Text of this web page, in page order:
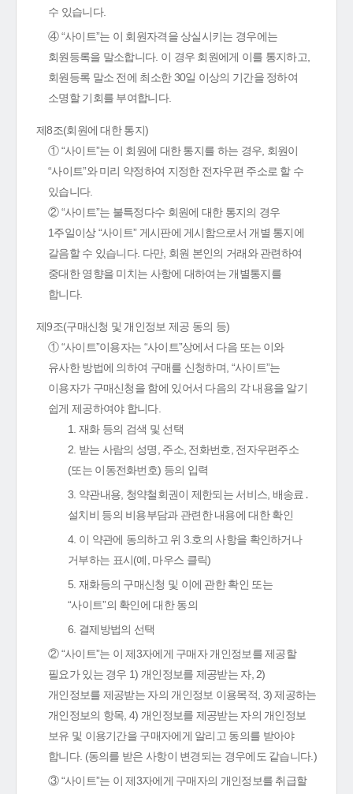
수 있습니다.
④ “사이트”는 이 회원자격을 상실시키는 경우에는
회원등록을 말소합니다. 이 경우 회원에게 이를 통지하고,
회원등록 말소 전에 최소한 30일 이상의 기간을 정하여
소명할 기회를 부여합니다.
제8조(회원에 대한 통지)
① “사이트”는 이 회원에 대한 통지를 하는 경우, 회원이
“사이트”와 미리 약정하여 지정한 전자우편 주소로 할 수
있습니다.
② “사이트”는 불특정다수 회원에 대한 통지의 경우
1주일이상 “사이트” 게시판에 게시함으로서 개별 통지에
갈음할 수 있습니다. 다만, 회원 본인의 거래와 관련하여
중대한 영향을 미치는 사항에 대하여는 개별통지를
합니다.
제9조(구매신청 및 개인정보 제공 동의 등)
① “사이트”이용자는 “사이트”상에서 다음 또는 이와
유사한 방법에 의하여 구매를 신청하며, “사이트”는
이용자가 구매신청을 함에 있어서 다음의 각 내용을 알기
쉽게 제공하여야 합니다.
1. 재화 등의 검색 및 선택
2. 받는 사람의 성명, 주소, 전화번호, 전자우편주소
(또는 이동전화번호) 등의 입력
3. 약관내용, 청약철회권이 제한되는 서비스, 배송료․
설치비 등의 비용부담과 관련한 내용에 대한 확인
4. 이 약관에 동의하고 위 3.호의 사항을 확인하거나
거부하는 표시(예, 마우스 클릭)
5. 재화등의 구매신청 및 이에 관한 확인 또는
“사이트”의 확인에 대한 동의
6. 결제방법의 선택
② “사이트”는 이 제3자에게 구매자 개인정보를 제공할
필요가 있는 경우 1) 개인정보를 제공받는 자, 2)
개인정보를 제공받는 자의 개인정보 이용목적, 3) 제공하는
개인정보의 항목, 4) 개인정보를 제공받는 자의 개인정보
보유 및 이용기간을 구매자에게 알리고 동의를 받아야
합니다. (동의를 받은 사항이 변경되는 경우에도 같습니다.)
③ “사이트”는 이 제3자에게 구매자의 개인정보를 취급할